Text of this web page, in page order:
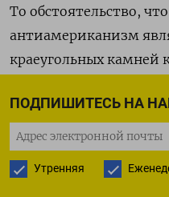
ПОДПИШИТЕСЬ НА
Утренняя
То обстоятельство,
антиамериканизм
краеугольных камней
«англо-саксы»,
ядерный пепел»,
пресловутые
комарами